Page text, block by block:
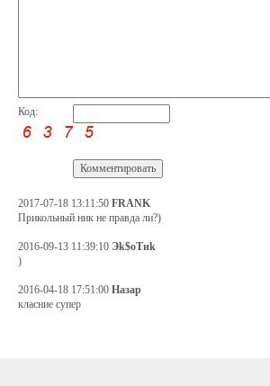
Код:
2017-07-18 13:11:50 FRANK
Прикольный ник не правда ли?)
2016-09-13 11:39:10 Эk$оTиk
)
2016-04-18 17:51:00 Назар
класние супер